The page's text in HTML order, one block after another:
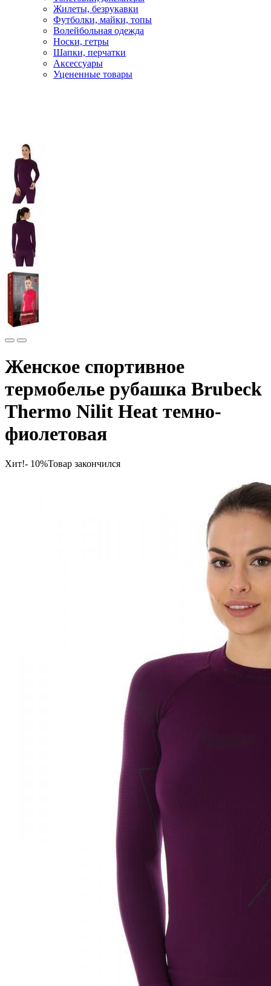
Жилеты, безрукавки
Футболки, майки, топы
Волейбольная одежда
Носки, гетры
Шапки, перчатки
Аксессуары
Уцененные товары
Женское спортивное
термобелье рубашка Brubeck
Thermo Nilit Heat темно-
фиолетовая
Хит!- 10%Товар закончился